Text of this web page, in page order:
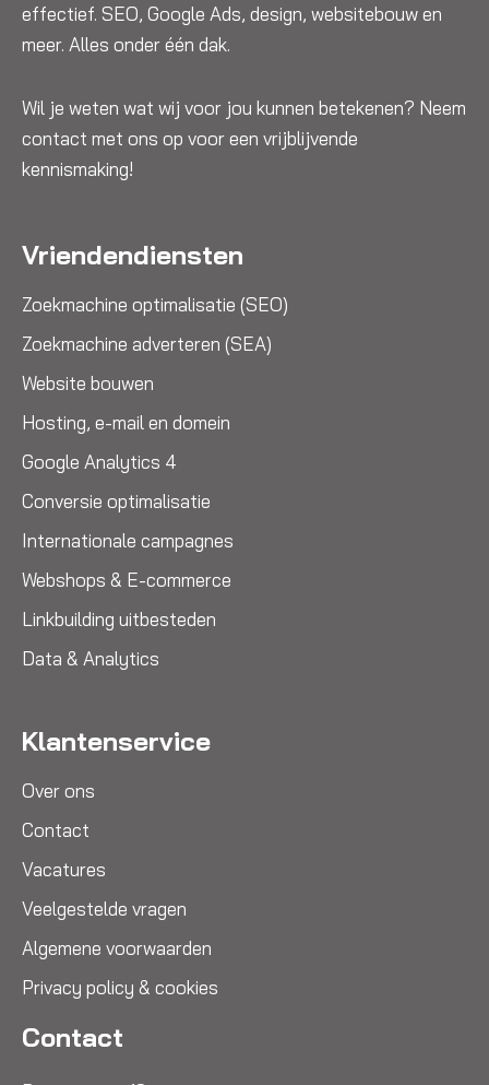
effectief. SEO, Google Ads, design, websitebouw en
meer. Alles onder één dak.
Wil je weten wat wij voor jou kunnen betekenen? Neem
contact met ons op voor een vrijblijvende
kennismaking!
Vriendendiensten
Zoekmachine optimalisatie (SEO)
Zoekmachine adverteren (SEA)
Website bouwen
Hosting, e-mail en domein
Google Analytics 4
Conversie optimalisatie
Internationale campagnes
Webshops & E-commerce
Linkbuilding uitbesteden
Data & Analytics
Klantenservice
Over ons
Contact
Vacatures
Veelgestelde vragen
Algemene voorwaarden
Privacy policy & cookies
Contact